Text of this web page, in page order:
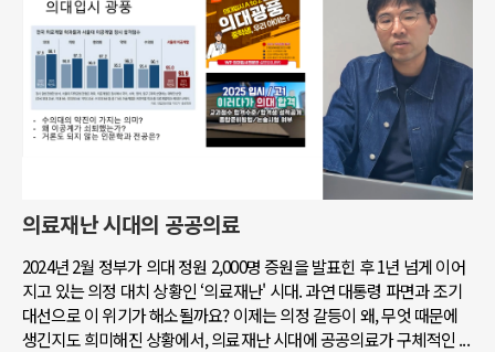
의료재난 시대의 공공의료
2024년 2월 정부가 의대 정원 2,000명 증원을 발표힌 후 1년 넘게 이어
지고 있는 의정 대치 상황인 ‘의료재난' 시대. 과연 대통령 파면과 조기
대선으로 이 위기가 해소될까요? 이제는 의정 갈등이 왜, 무엇 때문에
생긴지도 희미해진 상황에서, 의료재난 시대에 공공의료가 구체적인 ...